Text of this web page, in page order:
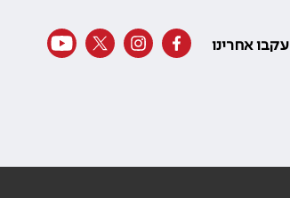
עקבו אחרינו